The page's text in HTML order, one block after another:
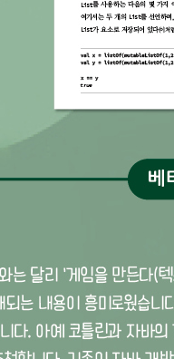
래스 ...... 263
험하기 ...... 290
값 비교하기 ...... 293
...... 296